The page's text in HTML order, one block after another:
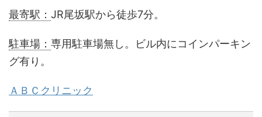
最寄駅： JR尾坂駅から徒歩7分。
駐車場： 専用駐車場無し。ビル内にコインパーキン
グ有り。
ＡＢＣクリニック